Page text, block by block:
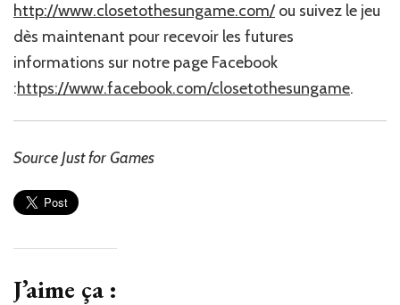
http://www.closetothesungame.com/ou suivez le jeu
dès maintenant pour recevoir les futures
informations sur notre page Facebook
:https://www.facebook.com/closetothesungame.
Source Just for Games
J’aime ça :